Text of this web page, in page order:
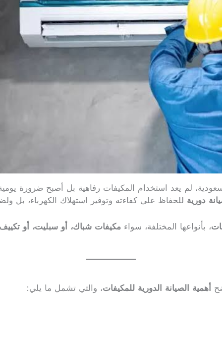
لم يعد استخدام المكيفات رفاهية بل أصبح ضرورة
دورية للحفاظ على كفاءته وتوفير استهلاك الكهرباء، بل
، بأنواعها المختلفة، سواء مكيفات شباك، أو سبليت، أو
أهمية الصيانة الدورية للمكيفات، والتي تشمل ما يلي: